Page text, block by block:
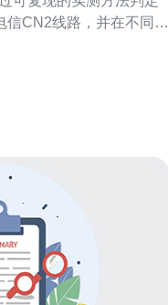
信CN2线路，并在不同判
点，方便读者自行复